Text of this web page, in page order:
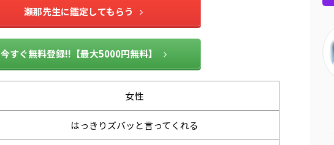
瀬那先生に鑑定してもらう
今すぐ無料登録!!【最大5000円無料】
女性
はっきりズバッと言ってくれる